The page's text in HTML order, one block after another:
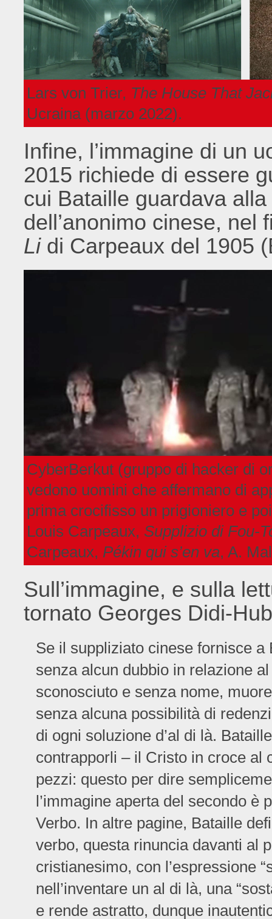
Lars von Trier, The House That
Ucraina (marzo 2022).
Infine, l’immagine di un
2015 richiede di essere
cui Bataille guardava
dell’anonimo cinese, nel
Lidi Carpeaux del 1905
CyberBerkut (gruppo di hacker di
vedono uomini che affermano di
prima crocifisso un prigioniero e
Louis Carpeaux, Supplizio di Fou-
Carpeaux, Pékin qui s’en va, A.
Sull’immagine, e sulla
tornato Georges Didi-
Se il suppliziato cinese fornisce a
senza alcun dubbio in relazione
sconosciuto e senza nome,
senza alcuna possibilità di
di ogni soluzione d’al di là.
contrapporli – il Cristo in croce al
pezzi: questo per dire
l’immagine aperta del secondo è
Verbo. In altre pagine, Bataille
verbo, questa rinuncia davanti al
cristianesimo, con l’espressione
nell’inventare un al di là, una
e rende astratto, dunque